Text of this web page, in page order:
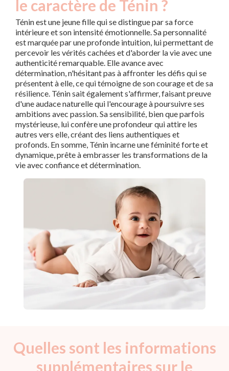
le caractère de Ténin ?
Ténin est une jeune fille qui se distingue par sa force
intérieure et son intensité émotionnelle. Sa personnalité
est marquée par une profonde intuition, lui permettant de
percevoir les vérités cachées et d'aborder la vie avec une
authenticité remarquable. Elle avance avec
détermination, n'hésitant pas à affronter les défis qui se
présentent à elle, ce qui témoigne de son courage et de sa
résilience. Ténin sait également s'affirmer, faisant preuve
d'une audace naturelle qui l'encourage à poursuivre ses
ambitions avec passion. Sa sensibilité, bien que parfois
mystérieuse, lui confère une profondeur qui attire les
autres vers elle, créant des liens authentiques et
profonds. En somme, Ténin incarne une féminité forte et
dynamique, prête à embrasser les transformations de la
vie avec confiance et détermination.
Quelles sont les informations
supplémentaires sur le